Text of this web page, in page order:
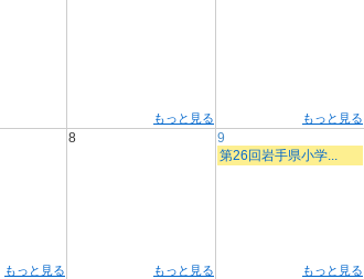
もっと見る もっと見る
もっと見る
8
もっと見る
9
第26回岩手県小学...
もっと見る